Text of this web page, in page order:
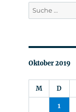
Suche
nach:
Oktober 2019
M D
1